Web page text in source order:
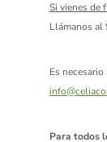
Si vienes de
Llámanos al
Es
Para todos